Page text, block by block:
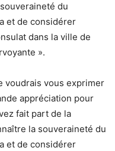
du
et de considérer
dans la ville de
».
voudrais vous exprimer
appréciation pour
fait part de la
la souveraineté du
et de considérer